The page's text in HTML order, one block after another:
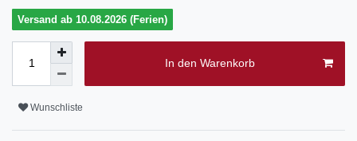
Versand ab 10.08.2026 (Ferien)
In den Warenkorb
Wunschliste